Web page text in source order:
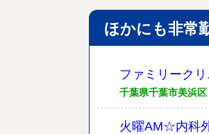
ほかにも非常
ファミリーク
千葉県千葉市美浜区
火曜AM☆内科